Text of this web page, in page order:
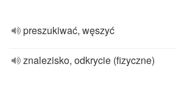
preszukiwać, węszyć
znalezisko, odkrycie (fizyczne)